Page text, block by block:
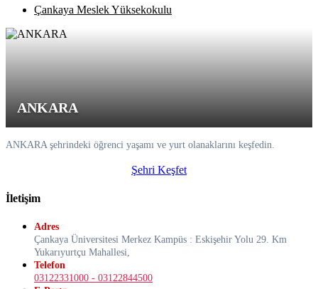
Çankaya Meslek Yüksekokulu
ANKARA
ANKARA şehrindeki öğrenci yaşamı ve yurt olanaklarını keşfedin.
Şehri Keşfet
İletişim
Adres
Çankaya Üniversitesi Merkez Kampüs : Eskişehir Yolu 29. Km
Yukarıyurtçu Mahallesi,
Telefon
03122331000 - 03122844500